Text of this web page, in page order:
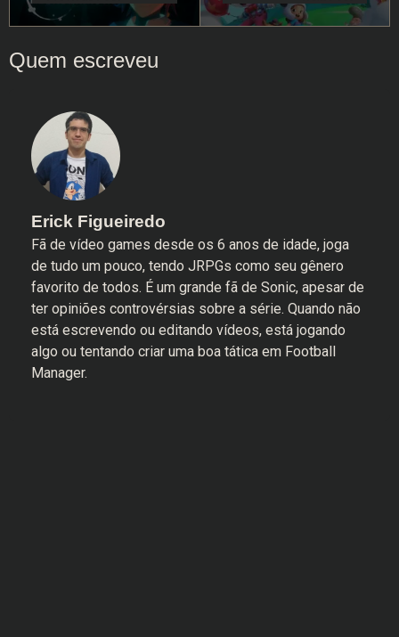
Erick Figueiredo
Fã de vídeo games desde os 6 anos de idade, joga
de tudo um pouco, tendo JRPGs como seu gênero
favorito de todos. É um grande fã de Sonic, apesar de
ter opiniões controvérsias sobre a série. Quando não
está escrevendo ou editando vídeos, está jogando
algo ou tentando criar uma boa tática em Football
Manager.